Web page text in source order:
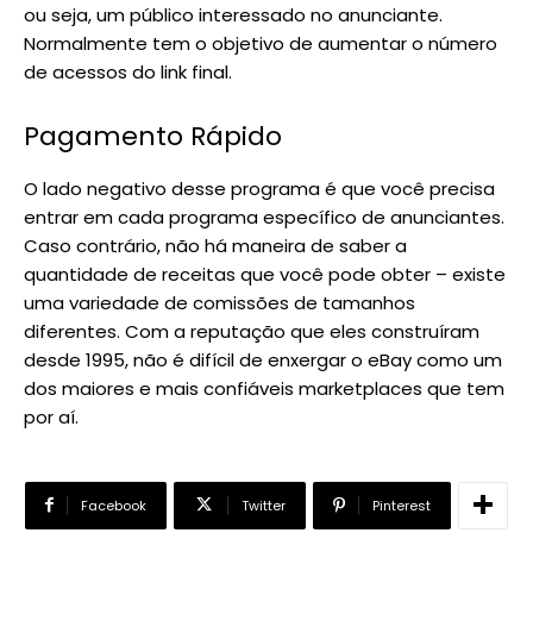
ou seja, um público interessado no anunciante.
Normalmente tem o objetivo de aumentar o número
de acessos do link final.
Pagamento Rápido
O lado negativo desse programa é que você precisa
entrar em cada programa específico de anunciantes.
Caso contrário, não há maneira de saber a
quantidade de receitas que você pode obter – existe
uma variedade de comissões de tamanhos
diferentes. Com a reputação que eles construíram
desde 1995, não é difícil de enxergar o eBay como um
dos maiores e mais confiáveis marketplaces que tem
por aí.
Facebook Twitter Pinterest